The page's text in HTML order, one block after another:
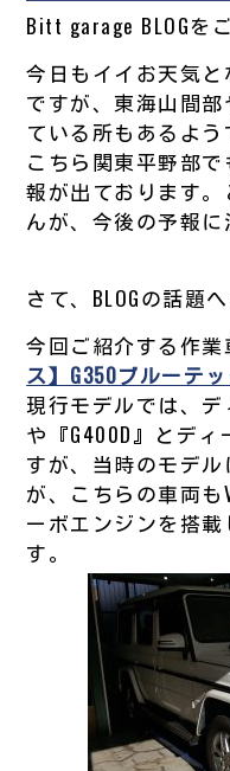
Bitt garage BLOGを
今日もイイお天気と
ですが、東海山間
ている所もあるよう
こちら関東平野部
報が出ております
んが、今後の予報に
さて、BLOGの話題
今回ご紹介する作業
ス】G350ブルーテ
現行モデルでは、デ
や『G400D』とデ
すが、当時のモデ
が、こちらの車両
ーボエンジンを搭
す。